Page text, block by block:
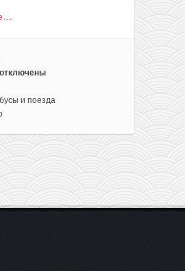
отключены
и поезда